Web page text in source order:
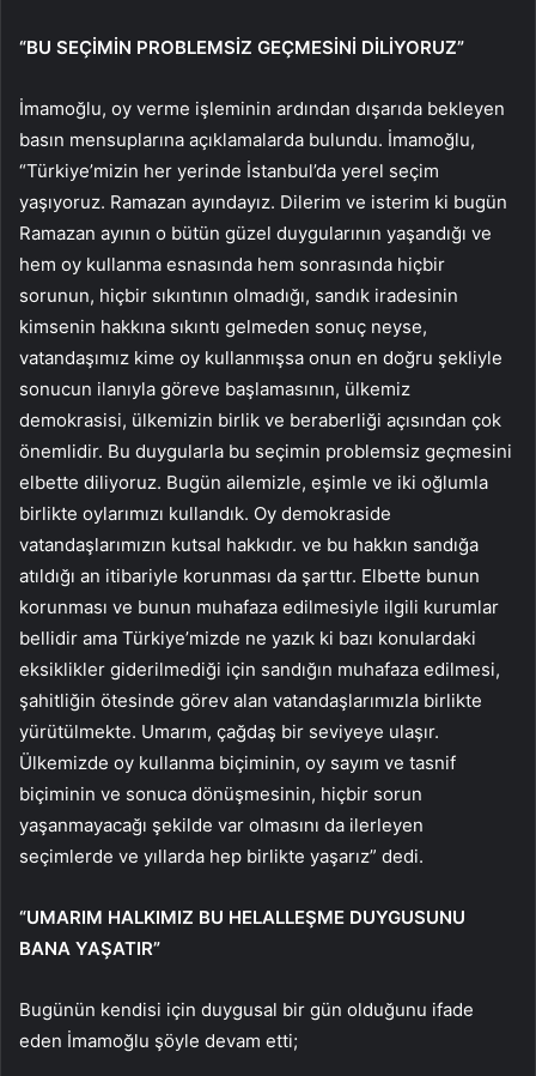
“BU SEÇİMİN PROBLEMSİZ GEÇMESİNİ DİLİYORUZ”
İmamoğlu, oy verme işleminin ardından dışarıda bekleyen
basın mensuplarına açıklamalarda bulundu. İmamoğlu,
“Türkiye’mizin her yerinde İstanbul’da yerel seçim
yaşıyoruz. Ramazan ayındayız. Dilerim ve isterim ki bugün
Ramazan ayının o bütün güzel duygularının yaşandığı ve
hem oy kullanma esnasında hem sonrasında hiçbir
sorunun, hiçbir sıkıntının olmadığı, sandık iradesinin
kimsenin hakkına sıkıntı gelmeden sonuç neyse,
vatandaşımız kime oy kullanmışsa onun en doğru şekliyle
sonucun ilanıyla göreve başlamasının, ülkemiz
demokrasisi, ülkemizin birlik ve beraberliği açısından çok
önemlidir. Bu duygularla bu seçimin problemsiz geçmesini
elbette diliyoruz. Bugün ailemizle, eşimle ve iki oğlumla
birlikte oylarımızı kullandık. Oy demokraside
vatandaşlarımızın kutsal hakkıdır. ve bu hakkın sandığa
atıldığı an itibariyle korunması da şarttır. Elbette bunun
korunması ve bunun muhafaza edilmesiyle ilgili kurumlar
bellidir ama Türkiye’mizde ne yazık ki bazı konulardaki
eksiklikler giderilmediği için sandığın muhafaza edilmesi,
şahitliğin ötesinde görev alan vatandaşlarımızla birlikte
yürütülmekte. Umarım, çağdaş bir seviyeye ulaşır.
Ülkemizde oy kullanma biçiminin, oy sayım ve tasnif
biçiminin ve sonuca dönüşmesinin, hiçbir sorun
yaşanmayacağı şekilde var olmasını da ilerleyen
seçimlerde ve yıllarda hep birlikte yaşarız” dedi.
“UMARIM HALKIMIZ BU HELALLEŞME DUYGUSUNU
BANA YAŞATIR”
Bugünün kendisi için duygusal bir gün olduğunu ifade
eden İmamoğlu şöyle devam etti;